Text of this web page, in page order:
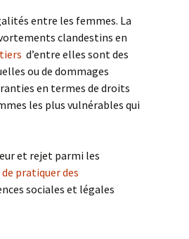
entre les femmes. La
clandestins en
d’entre elles sont des
ou de dommages
en termes de droits
les plus vulnérables qui
et rejet parmi les
pratiquer des
sociales et légales